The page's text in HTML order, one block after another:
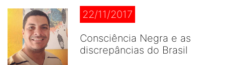
22/11/2017
Consciência Negra e as
discrepâncias do Brasil